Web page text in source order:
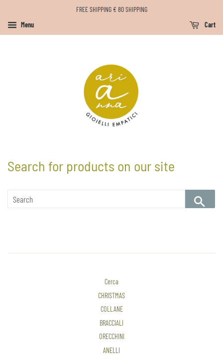
FREE SHIPPING € 80 SHIPPING
Menu
Cart
Search for products on our site
Cerca
CHRISTMAS
COLLANE
BRACCIALI
ORECCHINI
ANELLI